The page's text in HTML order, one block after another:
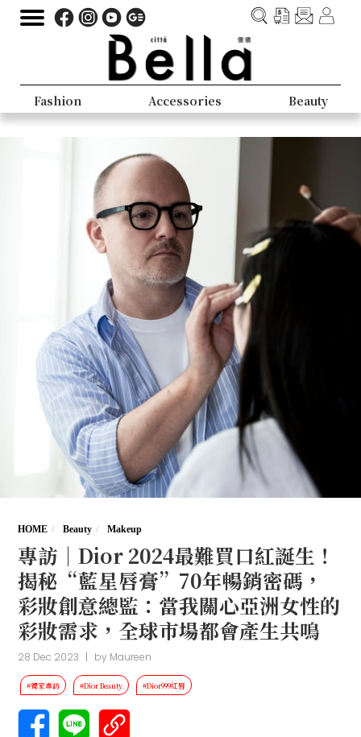
Fashion Accessories Beauty
HOME Beauty Makeup
專訪｜Dior 2024最難買口紅誕生！
揭秘“藍星唇膏”70年暢銷密碼，
彩妝創意總監：當我關心亞洲女性的
彩妝需求，全球市場都會產生共鳴
28 Dec 2023 | by Maureen
#獨家專訪 #Dior Beauty #Dior999紅唇